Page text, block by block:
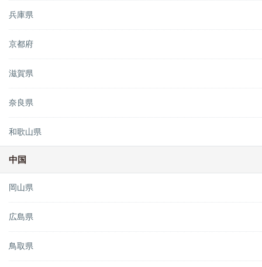
兵庫県
京都府
滋賀県
奈良県
和歌山県
中国
岡山県
広島県
鳥取県